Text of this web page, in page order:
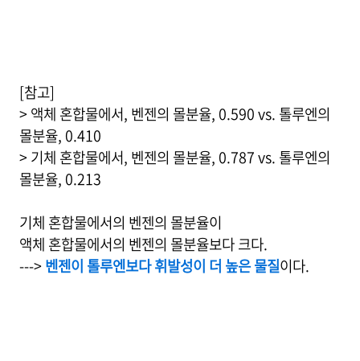
[참고]
> 액체 혼합물에서, 벤젠의 몰분율, 0.590 vs. 톨루엔의
몰분율, 0.410
> 기체 혼합물에서, 벤젠의 몰분율, 0.787 vs. 톨루엔의
몰분율, 0.213
기체 혼합물에서의 벤젠의 몰분율이
액체 혼합물에서의 벤젠의 몰분율보다 크다.
--->벤젠이 톨루엔보다 휘발성이 더 높은 물질이다.